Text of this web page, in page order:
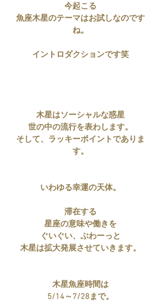
今起こる
魚座木星のテーマはお試しなのです
ね。
イントロダクションです笑
木星はソーシャルな惑星
世の中の流行を表わします。
そして、ラッキーポイントでありま
す。
いわゆる幸運の天体。
滞在する
星座の意味や働きを
ぐいぐい、ぶわーっと
木星は拡大発展させていきます。
木星魚座時間は
5/14～7/28まで。